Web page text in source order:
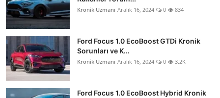
Kronik Uzmanı Aralık 16, 2024 0 834
Ford Focus 1.0 EcoBoost GTDi Kronik
Sorunları ve K...
Kronik Uzmanı Aralık 16, 2024 0 3.2K
Ford Focus 1.0 EcoBoost Hybrid Kronik